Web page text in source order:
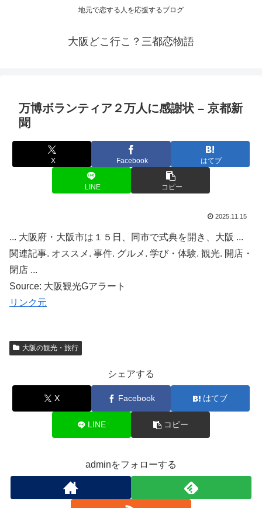
地元で恋する人を応援するブログ
大阪どこ行こ？三都恋物語
万博ボランティア２万人に感謝状 – 京都新
聞
X Facebook はてブ
LINE コピー
2025.11.15
... 大阪府・大阪市は１５日、同市で式典を開き、大阪 ...
関連記事. オススメ. 事件. グルメ. 学び・体験. 観光. 開店・
閉店 ...
Source: 大阪観光Gアラート
リンク元
大阪の観光・旅行
シェアする
X Facebook はてブ
LINE コピー
adminをフォローする